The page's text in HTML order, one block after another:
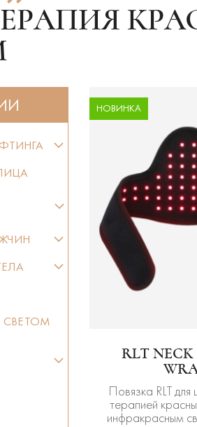
СВЕТОМ
НОВИНКА
RLT NECK
Повязка RLT для
терапией
инфракрасным